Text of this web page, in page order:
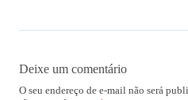
Deixe um comentário
O seu endereço de e-mail não será